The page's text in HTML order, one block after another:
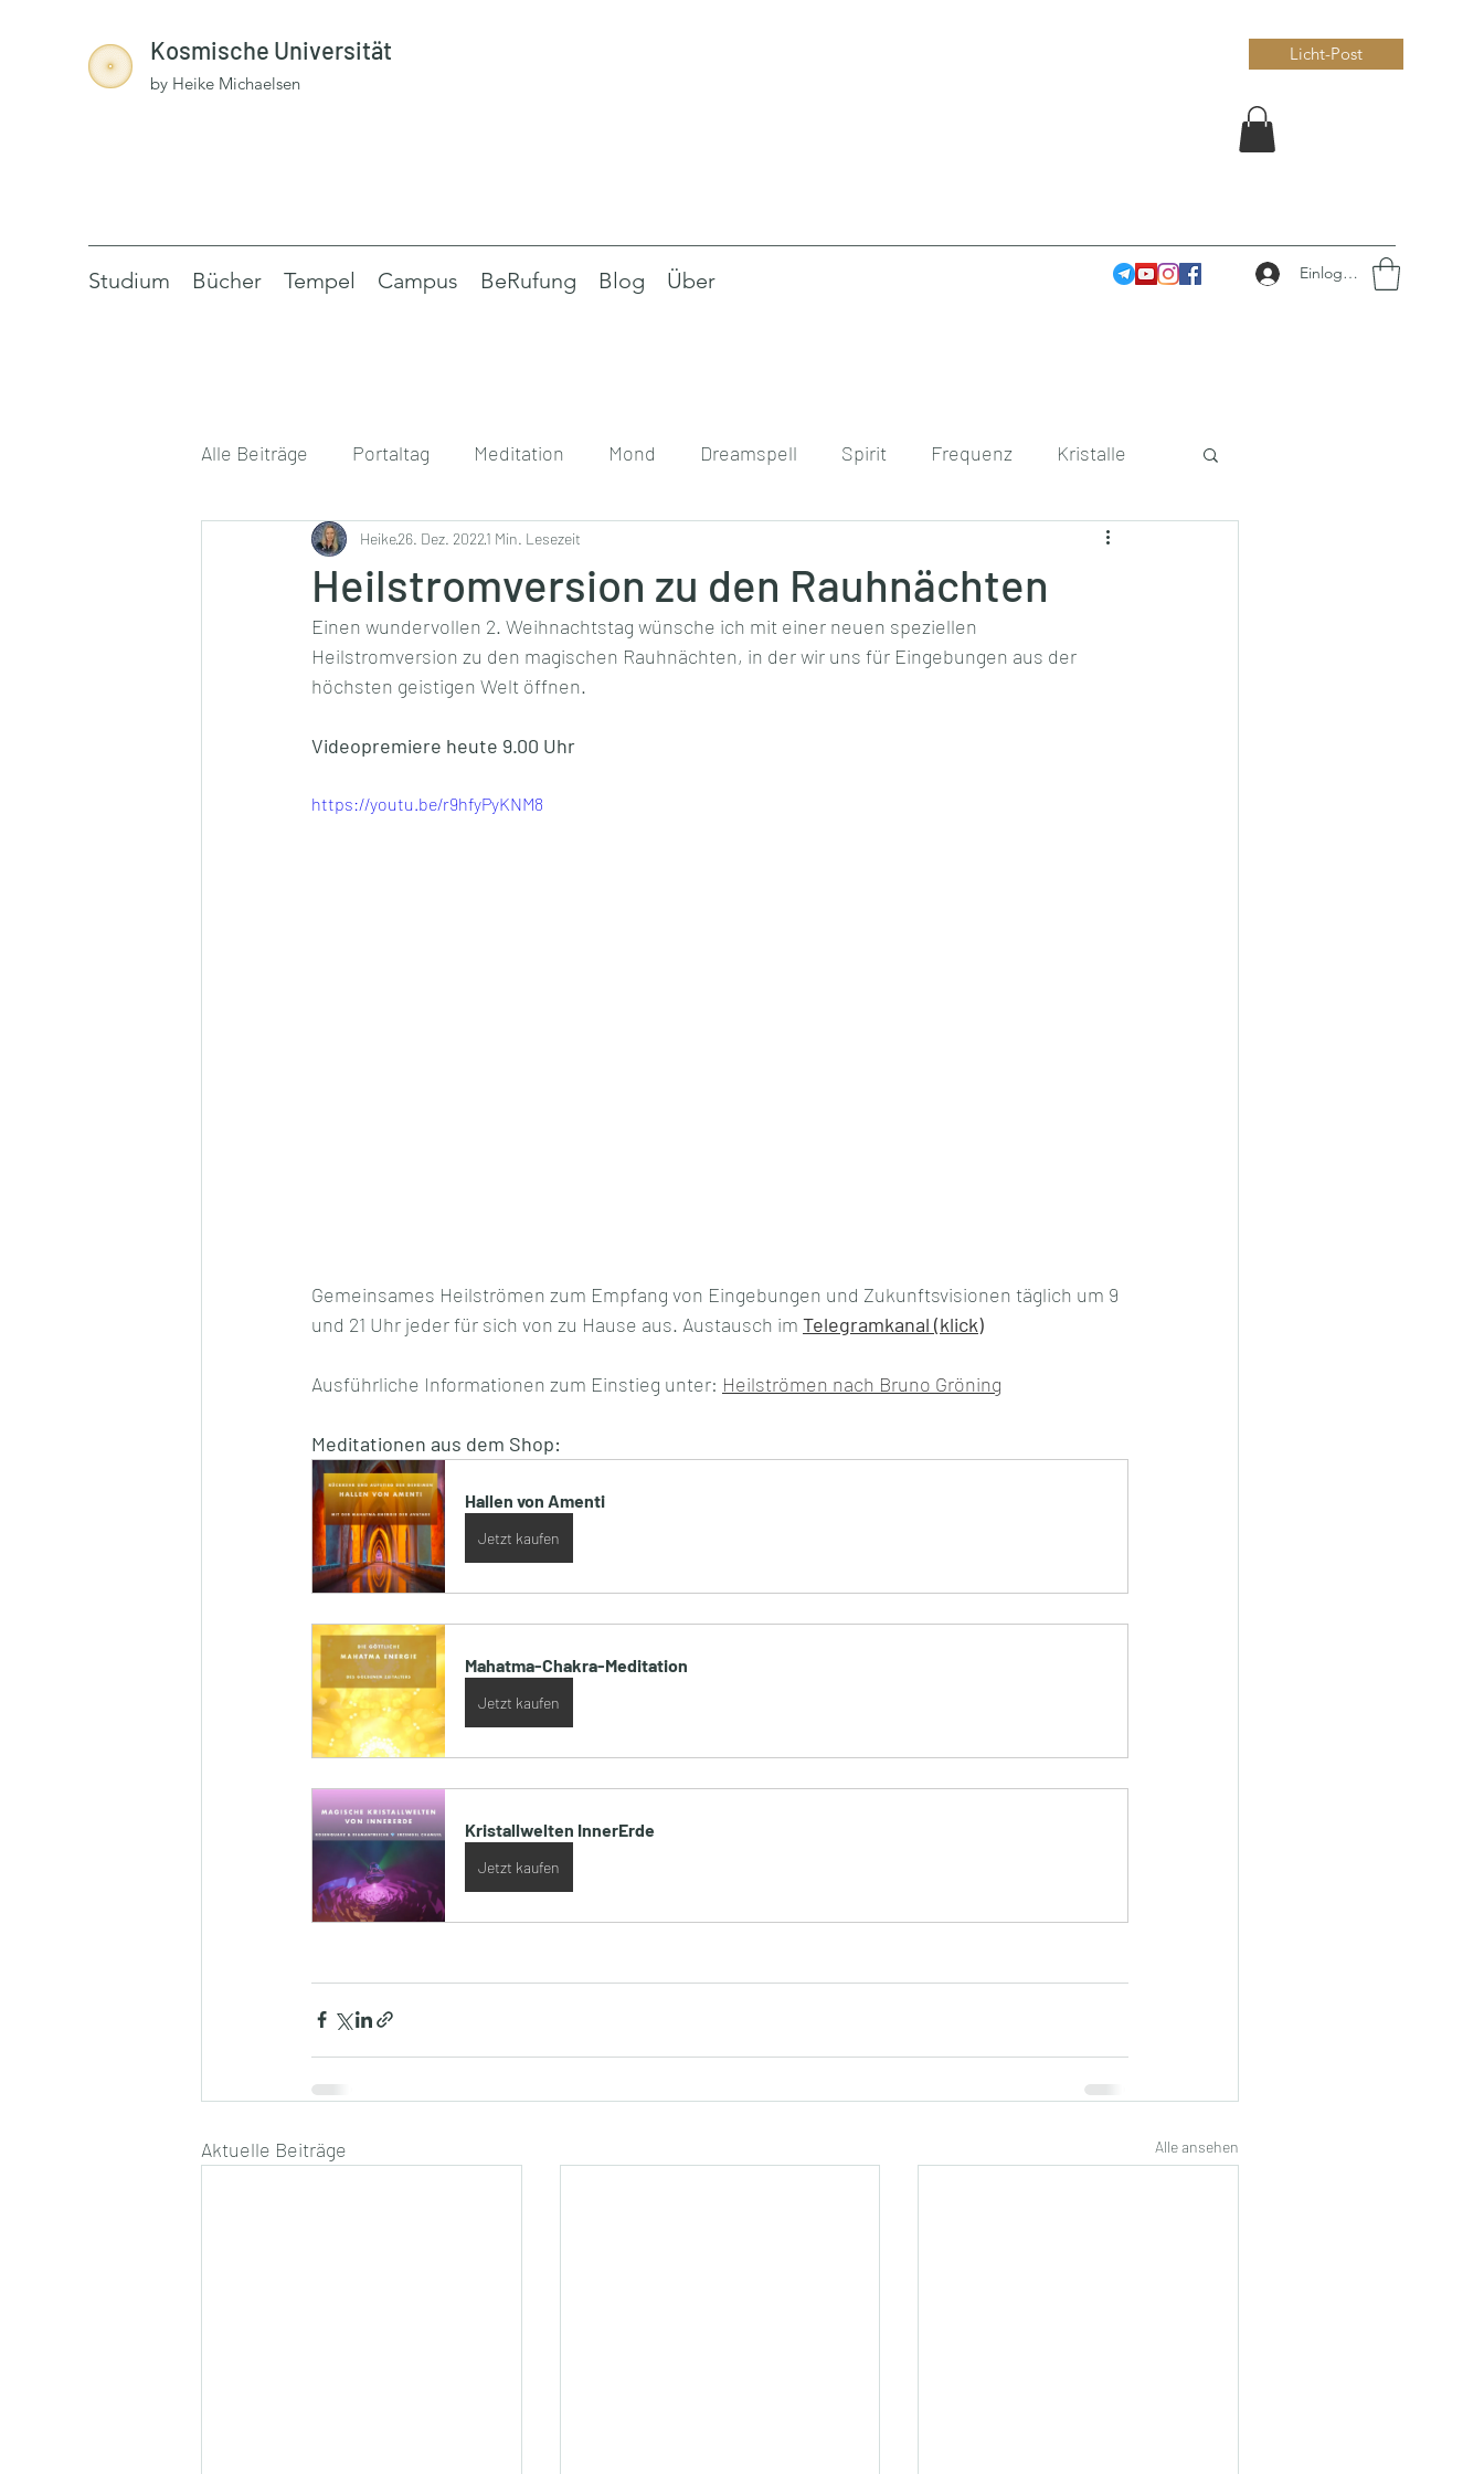
Kosmische Universität
by Heike Michaelsen
Licht-Post
Studium Bücher Tempel Campus BeRufung Blog Über Einloggen
Alle Beiträge Portaltag Meditation Mond Dreamspell Spirit Frequenz Kristalle
Ernährung
Heilstromversion zu den Rauhnächten
Heike26. Dez. 20221 Min. Lesezeit
Einen wundervollen 2. Weihnachtstag wünsche ich mit einer neuen speziellen
Heilstromversion zu den magischen Rauhnächten, in der wir uns für Eingebungen aus der
höchsten geistigen Welt öffnen.
Videopremiere heute 9.00 Uhr
https://youtu.be/r9hfyPyKNM8
Gemeinsames Heilströmen zum Empfang von Eingebungen und Zukunftsvisionen täglich um 9
und 21 Uhr jeder für sich von zu Hause aus. Austausch im Telegramkanal (klick)
Ausführliche Informationen zum Einstieg unter: Heilströmen nach Bruno Gröning
Meditationen aus dem Shop:
Hallen von Amenti
Jetzt kaufen
Mahatma-Chakra-Meditation
Jetzt kaufen
Kristallwelten InnerErde
Jetzt kaufen
Aktuelle Beiträge Alle ansehen